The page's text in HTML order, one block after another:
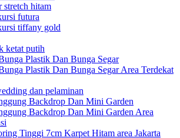
stretch hitam
futura
tiffany gold
ketat putih
Plastik Dan Bunga Segar
Plastik Dan Bunga Segar Area Terdekat
dan pelaminan
Backdrop Dan Mini Garden
Backdrop Dan Mini Garden Area
Tinggi 7cm Karpet Hitam area Jakarta